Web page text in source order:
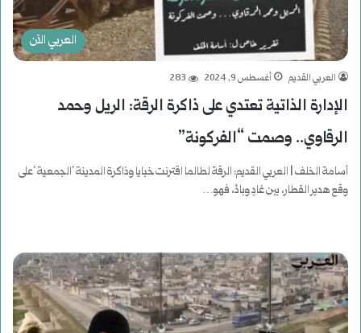
العربي الآن
العربي القديم أغسطس 9, 2024 283
الإدارة الذاتية تعتدي على ذاكرة الرقة: الريل وحمد
الرقاوي.. وصمت “الفركونة”
أسامة الخلف | العربي القديم: الرقة لطالما اقترنت خبايا وذاكرة المدينة ‘الجمعية ‘على
وقع هدير القطار، بين غادٍ وبادْ، فهو…